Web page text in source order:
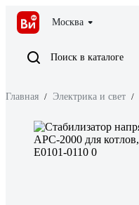
Москва
Поиск в каталоге
Главная / Электрика и свет /